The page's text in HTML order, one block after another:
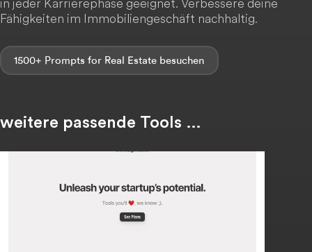
in jeder Karrierephase geeignet. Verbessere deine
Fähigkeiten im Immobiliengeschäft nachhaltig.
1500+ Prompts for Real Estate
weitere passende Tools …